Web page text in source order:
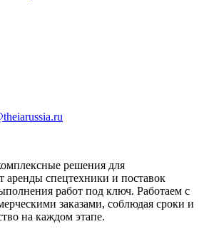
решения для
аренды спецтехники и поставок
работ под ключ. Работаем с
заказами, соблюдая сроки и
на каждом этапе.